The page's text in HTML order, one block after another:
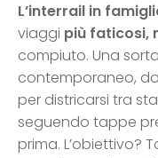
L’interrail in
viaggi più faticosi,
compiuto. Una
contemporaneo,
per districarsi tra
seguendo tappe
prima. L’obiettivo?